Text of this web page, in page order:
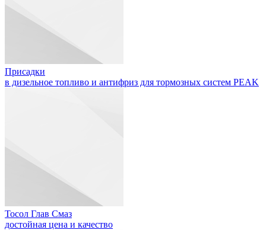
Присадки
в дизельное топливо и антифриз для тормозных систем PEAK
Тосол Глав Смаз
достойная цена и качество